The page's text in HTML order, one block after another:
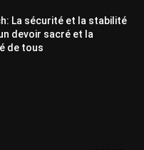
La sécurité et la stabilité
devoir sacré et la
de tous